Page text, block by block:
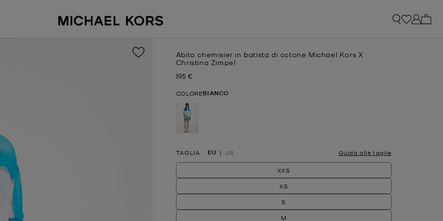
Abito chemisier in batista di cotone Michael Kors X
Christina Zimpel
Prezzo attuale
195 €
COLOREBIANCO
TAGLIA EU US Guida alle taglie
XXS
XS
S
M